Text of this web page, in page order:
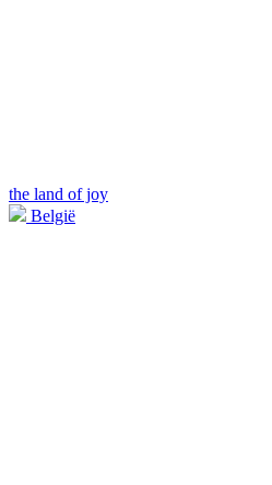
the land of joy
België